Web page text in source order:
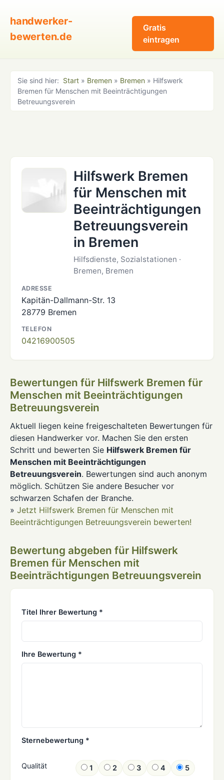
handwerker-
bewerten.de
Gratis
eintragen
Sie sind hier: Start » Bremen » Bremen » Hilfswerk
Bremen für Menschen mit Beeinträchtigungen
Betreuungsverein
Hilfswerk Bremen
für Menschen mit
Beeinträchtigungen
Betreuungsverein
in Bremen
Hilfsdienste, Sozialstationen ·
Bremen, Bremen
ADRESSE
Kapitän-Dallmann-Str. 13
28779 Bremen
TELEFON
04216900505
Bewertungen für Hilfswerk Bremen für
Menschen mit Beeinträchtigungen
Betreuungsverein
Aktuell liegen keine freigeschalteten Bewertungen für
diesen Handwerker vor. Machen Sie den ersten
Schritt und bewerten Sie Hilfswerk Bremen für
Menschen mit Beeinträchtigungen
Betreuungsverein. Bewertungen sind auch anonym
möglich. Schützen Sie andere Besucher vor
schwarzen Schafen der Branche.
» Jetzt Hilfswerk Bremen für Menschen mit
Beeinträchtigungen Betreuungsverein bewerten!
Bewertung abgeben für Hilfswerk
Bremen für Menschen mit
Beeinträchtigungen Betreuungsverein
Titel Ihrer Bewertung *
Ihre Bewertung *
Sternebewertung *
Qualität 1 2 3 4 5